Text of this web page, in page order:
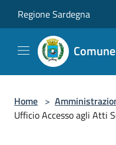
Regione Sardegna
Home >
Ufficio Accesso agli Atti